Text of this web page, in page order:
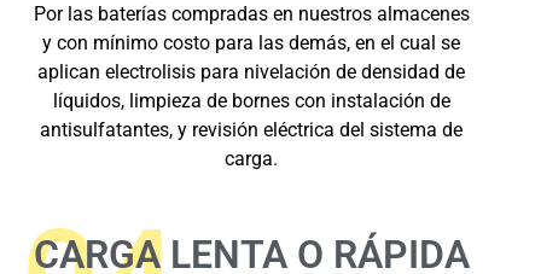
Por las baterías compradas en nuestros almacenes
y con mínimo costo para las demás, en el cual se
aplican electrolisis para nivelación de densidad de
líquidos, limpieza de bornes con instalación de
antisulfatantes, y revisión eléctrica del sistema de
carga.
CARGA LENTA O RÁPIDA